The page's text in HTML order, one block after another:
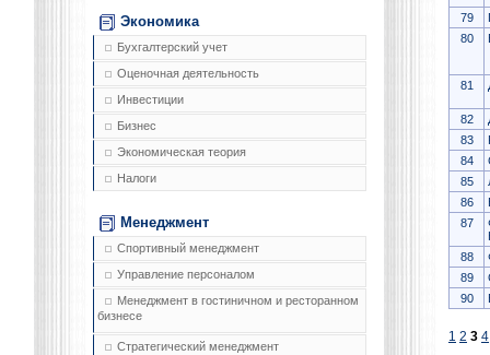
Экономика
Бухгалтерский учет
Оценочная деятельность
Инвестиции
Бизнес
Экономическая теория
Налоги
Менеджмент
Спортивный менеджмент
Управление персоналом
Менеджмент в гостиничном и ресторанном
бизнесе
Стратегический менеджмент
79
80
81
82
83
84
85
86
87
88
89
90
1 2 3 4